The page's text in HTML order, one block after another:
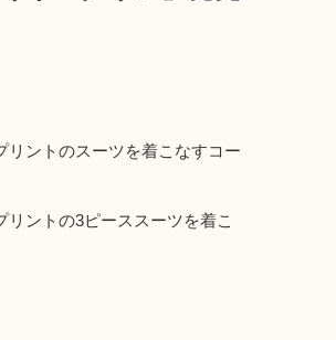
リントのスーツを着こなすコー
リントの3ピーススーツを着こ